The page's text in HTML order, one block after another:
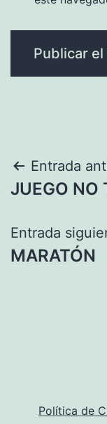
de
Entrada
JUEGO NO
Entrada
MARATÓN
Política de